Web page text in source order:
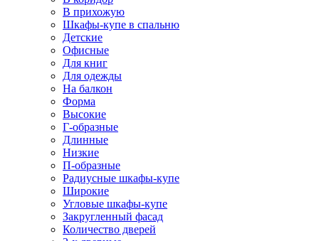
В прихожую
Шкафы-купе в спальню
Детские
Офисные
Для книг
Для одежды
На балкон
Форма
Высокие
Г-образные
Длинные
Низкие
П-образные
Радиусные шкафы-купе
Широкие
Угловые шкафы-купе
Закругленный фасад
Количество дверей